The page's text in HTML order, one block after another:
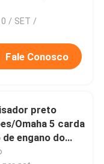
/ SET /
Fale Conosco
preto
Omaha 5 carda
engano do